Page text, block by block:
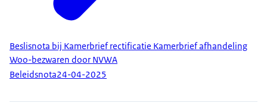
Beslisnota bij Kamerbrief rectificatie Kamerbrief afhandeling
Woo-bezwaren door NVWA
Beleidsnota24-04-2025